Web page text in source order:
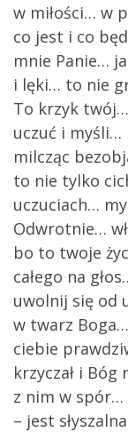
w miłości… w
co jest i co
mnie Panie…
i lęki… to nie
To krzyk
uczuć i myśli…
milcząc
to nie tylko
uczuciach…
Odwrotnie…
bo to twoje
całego na
uwolnij się od
w twarz
ciebie
krzyczał i Bóg
z nim w spór…
– jest